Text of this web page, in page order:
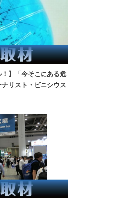
！】「今そこにある危
リスト・ビニシウス